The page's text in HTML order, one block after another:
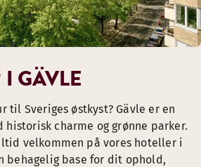
GÄVLE
til Sveriges østkyst? Gävle er en
charme og grønne parker.
velkommen på vores hoteller i
behagelig base for dit ophold,